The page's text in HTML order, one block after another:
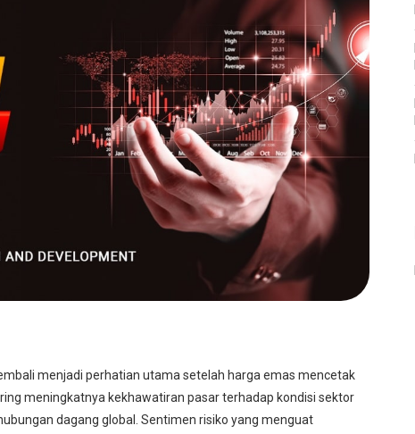
menjadi perhatian utama setelah harga emas mencetak
meningkatnya kekhawatiran pasar terhadap kondisi sektor
dagang global. Sentimen risiko yang menguat